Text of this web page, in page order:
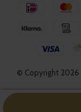
© Copyright 2026